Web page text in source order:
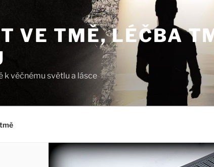
VE TMĚ, LÉČBA
k věčnému světlu a lásce